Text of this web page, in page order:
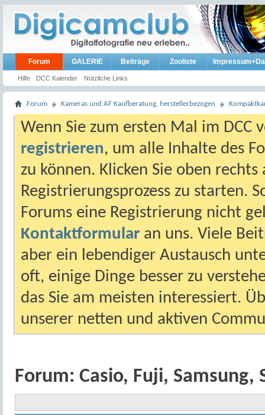
Forum
Hilfe DCC Kalender Nützliche Links
GALERIE Beiträge Zooliste
Forum Kameras und AF Kaufberatung, herstellerbezogen
Wenn Sie zum ersten Mal im DCC
registrieren, um alle Inhalte des
zu können. Klicken Sie oben
Registrierungsprozess zu starten.
Forums eine Registrierung nicht
Kontaktformular an uns. Viele
aber ein lebendiger Austausch
oft, einige Dinge besser zu
das Sie am meisten interessiert.
unserer netten und aktiven
Forum: Casio, Fuji, Samsung,